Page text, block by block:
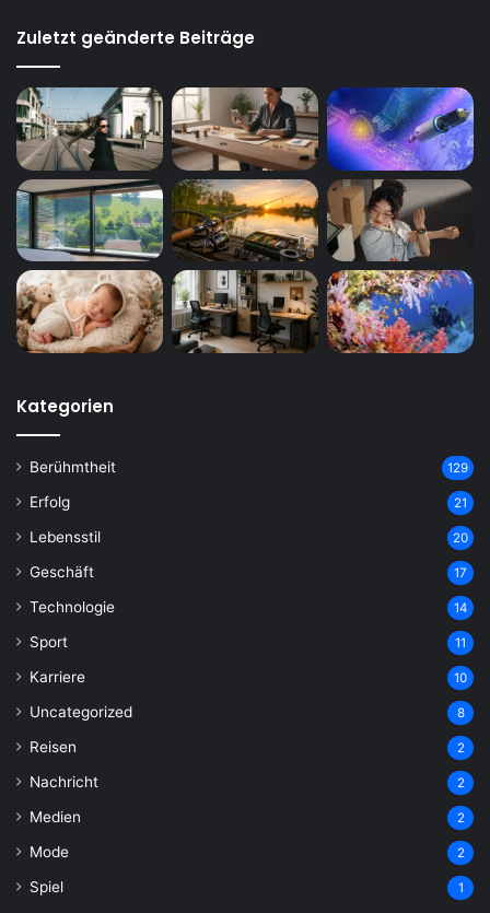
Zuletzt geänderte Beiträge
Kategorien
Berühmtheit 129
Erfolg 21
Lebensstil 20
Geschäft 17
Technologie 14
Sport 11
Karriere 10
Uncategorized 8
Reisen 2
Nachricht 2
Medien 2
Mode 2
Spiel 1